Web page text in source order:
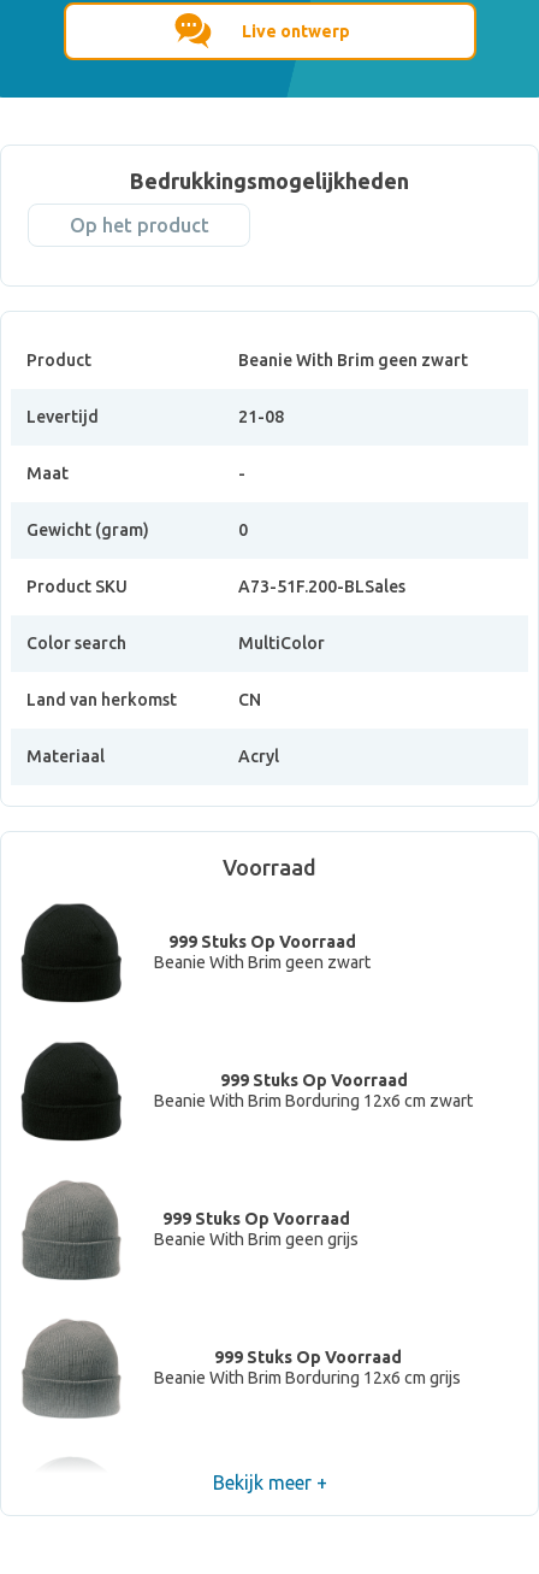
Live ontwerp
Bedrukkingsmogelijkheden
Op het product
Product Beanie With Brim geen zwart
Levertijd 21-08
Maat -
Gewicht (gram) 0
Product SKU A73-51F.200-BLSales
Color search MultiColor
Land van herkomst CN
Materiaal Acryl
Voorraad
999 Stuks Op Voorraad
Beanie With Brim geen zwart
999 Stuks Op Voorraad
Beanie With Brim Borduring 12x6 cm zwart
999 Stuks Op Voorraad
Beanie With Brim geen grijs
999 Stuks Op Voorraad
Beanie With Brim Borduring 12x6 cm grijs
999 Stuks Op Voorraad
Beanie With Brim geen donkergrijs
Bekijk meer +